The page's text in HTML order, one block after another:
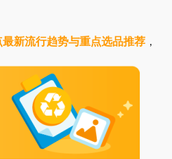
新流行趋势与重点选品推荐 ，